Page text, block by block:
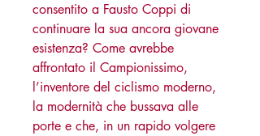
consentito a Fausto Coppi di
continuare la sua ancora giovane
esistenza? Come avrebbe
affrontato il Campionissimo,
l’inventore del ciclismo moderno,
la modernità che bussava alle
porte e che, in un rapido volgere